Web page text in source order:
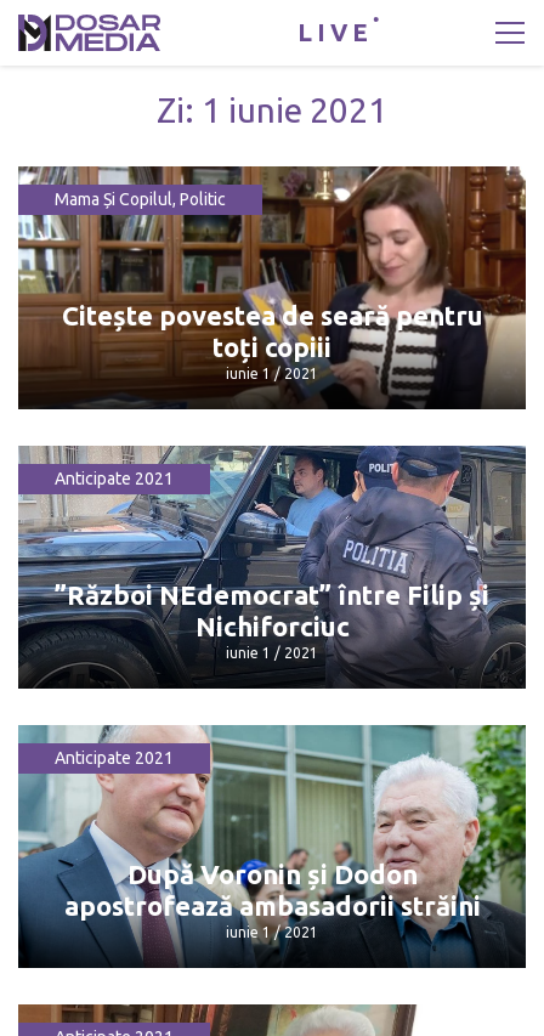
LIVE
Zi: 1 iunie 2021
Mama Și Copilul, Politic
Citește povestea de seară pentru
toți copiii
iunie 1 / 2021
Citește povestea de seară pentru toți
copiii
iunie 1 / 2021
Anticipate 2021
”Război NEdemocrat” între Filip și
Nichiforciuc
iunie 1 / 2021
”Război NEdemocrat” între Filip și
Nichiforciuc
iunie 1 / 2021
Anticipate 2021
După Voronin și Dodon
apostrofează ambasadorii străini
iunie 1 / 2021